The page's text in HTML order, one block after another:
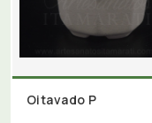
Oitavado P